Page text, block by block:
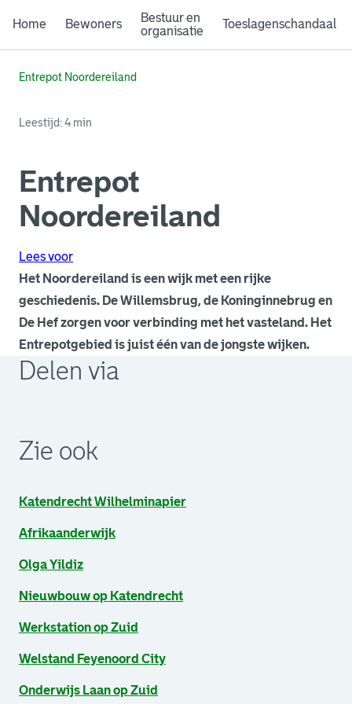
Home Bewoners
Bestuur en
organisatie
Toeslagenschandaal
Entrepot Noordereiland
Leestijd: 4 min
Entrepot
Noordereiland
Lees voor
Het Noordereiland is een wijk met een rijke
geschiedenis. De Willemsbrug, de Koninginnebrug en
De Hef zorgen voor verbinding met het vasteland. Het
Entrepotgebied is juist één van de jongste wijken.
Delen via
Zie ook
Katendrecht Wilhelminapier
Afrikaanderwijk
Olga Yildiz
Nieuwbouw op Katendrecht
Werkstation op Zuid
Welstand Feyenoord City
Onderwijs Laan op Zuid